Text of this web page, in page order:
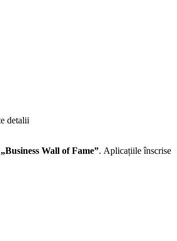
detalii
„Business Wall of Fame”. Aplicațiile înscrise